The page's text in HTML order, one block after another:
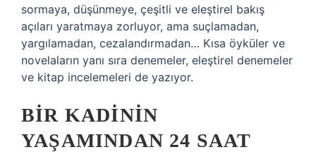
sormaya, düşünmeye, çeşitli ve eleştirel bakış
açıları yaratmaya zorluyor, ama suçlamadan,
yargılamadan, cezalandırmadan… Kısa öyküler ve
novelaların yanı sıra denemeler, eleştirel denemeler
ve kitap incelemeleri de yazıyor.
BIR KADININ
YAŞAMINDAN 24 SAAT